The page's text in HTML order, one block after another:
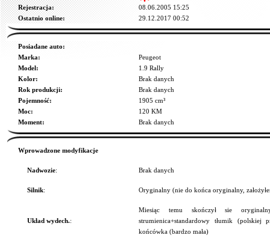
Rejestracja:
08.06.2005 15:25
Ostatnio online:
29.12.2017 00:52
Posiadane auto:
Marka:
Peugeot
Model:
1.9 Rally
Kolor:
Brak danych
Rok produkcji:
Brak danych
Pojemność:
1905 cm³
Moc:
120 KM
Moment:
Brak danych
Wprowadzone modyfikacje
Nadwozie: Brak danych
Silnik: Oryginalny (nie do końca oryginalny,
Układ wydech.:
Miesiąc temu skończył sie
strumienica+standardowy tłumik (polskiej
końcówka (bardzo mała)